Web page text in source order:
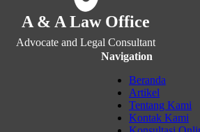
A & A Law Office
Advocate and Legal Consultant
Navigation
Beranda
Artikel
Tentang Kami
Kontak Kami